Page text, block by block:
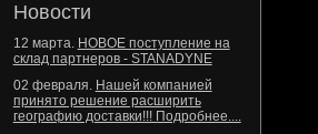
Новости
12 марта. НОВОЕ поступление на
склад партнеров - STANADYNE
02 февраля. Нашей компанией
принято решение расширить
географию доставки!!! Подробнее....